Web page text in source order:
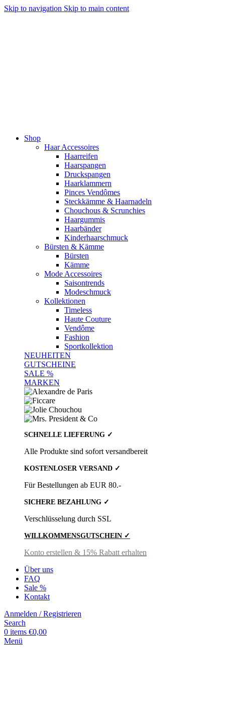
Skip to navigation Skip to main content
Shop
Haar Accessoires
Haarreifen
Haarspangen
Druckspangen
Haarklammern
Pinces Vendômes
Steckkämme & Haarnadeln
Chouchous & Scrunchies
Haargummis
Haarbänder
Kinderhaarschmuck
Bürsten & Kämme
Bürsten
Kämme
Mode Accessoires
Saisontrends
Modeschmuck
Kollektionen
Timeless
Haute Couture
Vendôme
Fashion
Sportkollektion
NEUHEITEN
GUTSCHEINE
SALE %
MARKEN
SCHNELLE LIEFERUNG ✓
Alle Produkte sind sofort versandbereit
KOSTENLOSER VERSAND ✓
Für Bestellungen ab EUR 80.-
SICHERE BEZAHLUNG ✓
Verschlüsselung durch SSL
WILLKOMMENSGUTSCHEIN ✓
Konto erstellen & 15% Rabatt erhalten
Über uns
FAQ
Sale %
Kontakt
Anmelden / Registrieren
Search
0 items €0,00
Menü